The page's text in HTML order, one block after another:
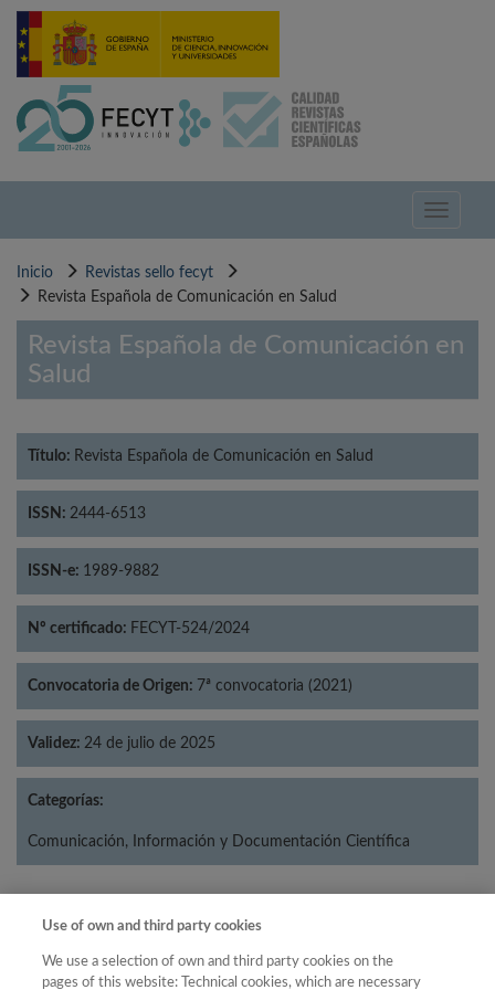
Pasar
contenido
Toggle
Inicio
Revistas sello fecyt
Revista Española de Comunicación en Salud
Revista Española de Comunicación en
Salud
Título: Revista Española de Comunicación en Salud
ISSN: 2444-6513
ISSN-e: 1989-9882
Nº certificado: FECYT-524/2024
Convocatoria de Origen: 7ª convocatoria (2021)
Validez: 24 de julio de 2025
Categorías:
Comunicación, Información y Documentación Científica
Año Filtrar
Use of own and third party cookies
We use a selection of own and third party cookies on the
pages of this website: Technical cookies, which are necessary